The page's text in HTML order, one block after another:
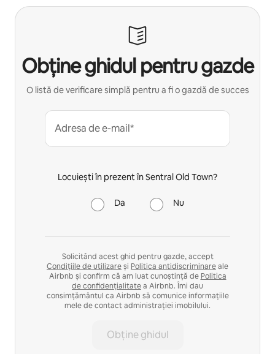
Obține ghidul pentru gazde
O listă de verificare simplă pentru a fi o gazdă de succes
Adresa de e-mail*
Locuiești în prezent în Sentral Old Town?
Da Nu
Solicitând acest ghid pentru gazde, accept
Condițiile de utilizareși Politica antidiscriminareale
Airbnb și confirm că am luat cunoștință de Politica
de confidențialitatea Airbnb. Îmi dau
consimțământul ca Airbnb să comunice informațiile
mele de contact administrației imobilului.
Obține ghidul